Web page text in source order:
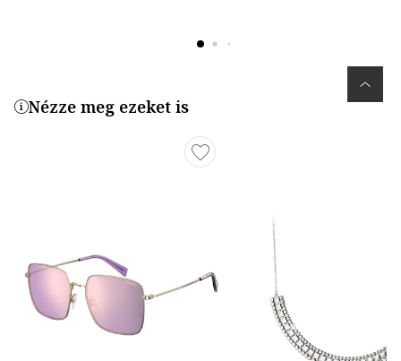
Nézze meg ezeket is